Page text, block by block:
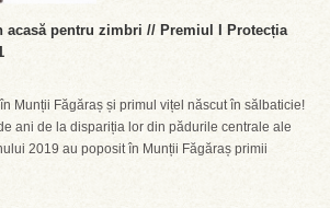
acasă pentru zimbri // Premiul I Protecția
Munții Făgăraș și primul vițel născut în sălbaticie!
ani de la dispariția lor din pădurile centrale ale
2019 au poposit în Munții Făgăraș primii